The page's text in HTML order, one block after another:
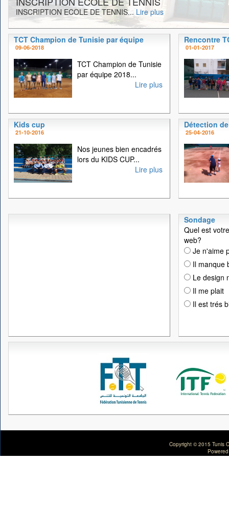
INSCRIPTION ECOLE DE TENNIS... Lire plus
TCT Champion de Tunisie par équipe
09-06-2018
TCT Champion de Tunisie
par équipe 2018...
Lire plus
Rencontre
01-01-2017
Kids cup
21-10-2016
Nos jeunes bien encadrés
lors du KIDS CUP...
Lire plus
Détection
25-04-2016
Sondage
Quel est
web?
Je n'aime
Il manque
Le design
Il me plait
Il est trés
Copyright © 2015 Tunis